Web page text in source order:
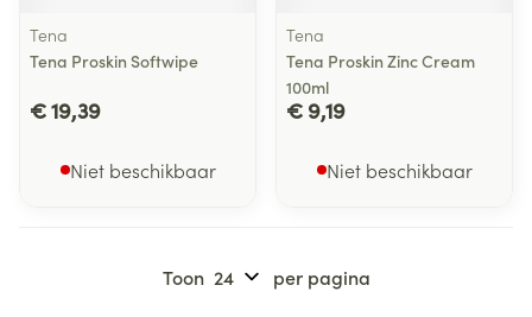
Tena
Tena Proskin Softwipe
€ 19,39
Niet beschikbaar
Tena
Tena Proskin Zinc Cream
100ml
€ 9,19
Niet beschikbaar
Toon per pagina